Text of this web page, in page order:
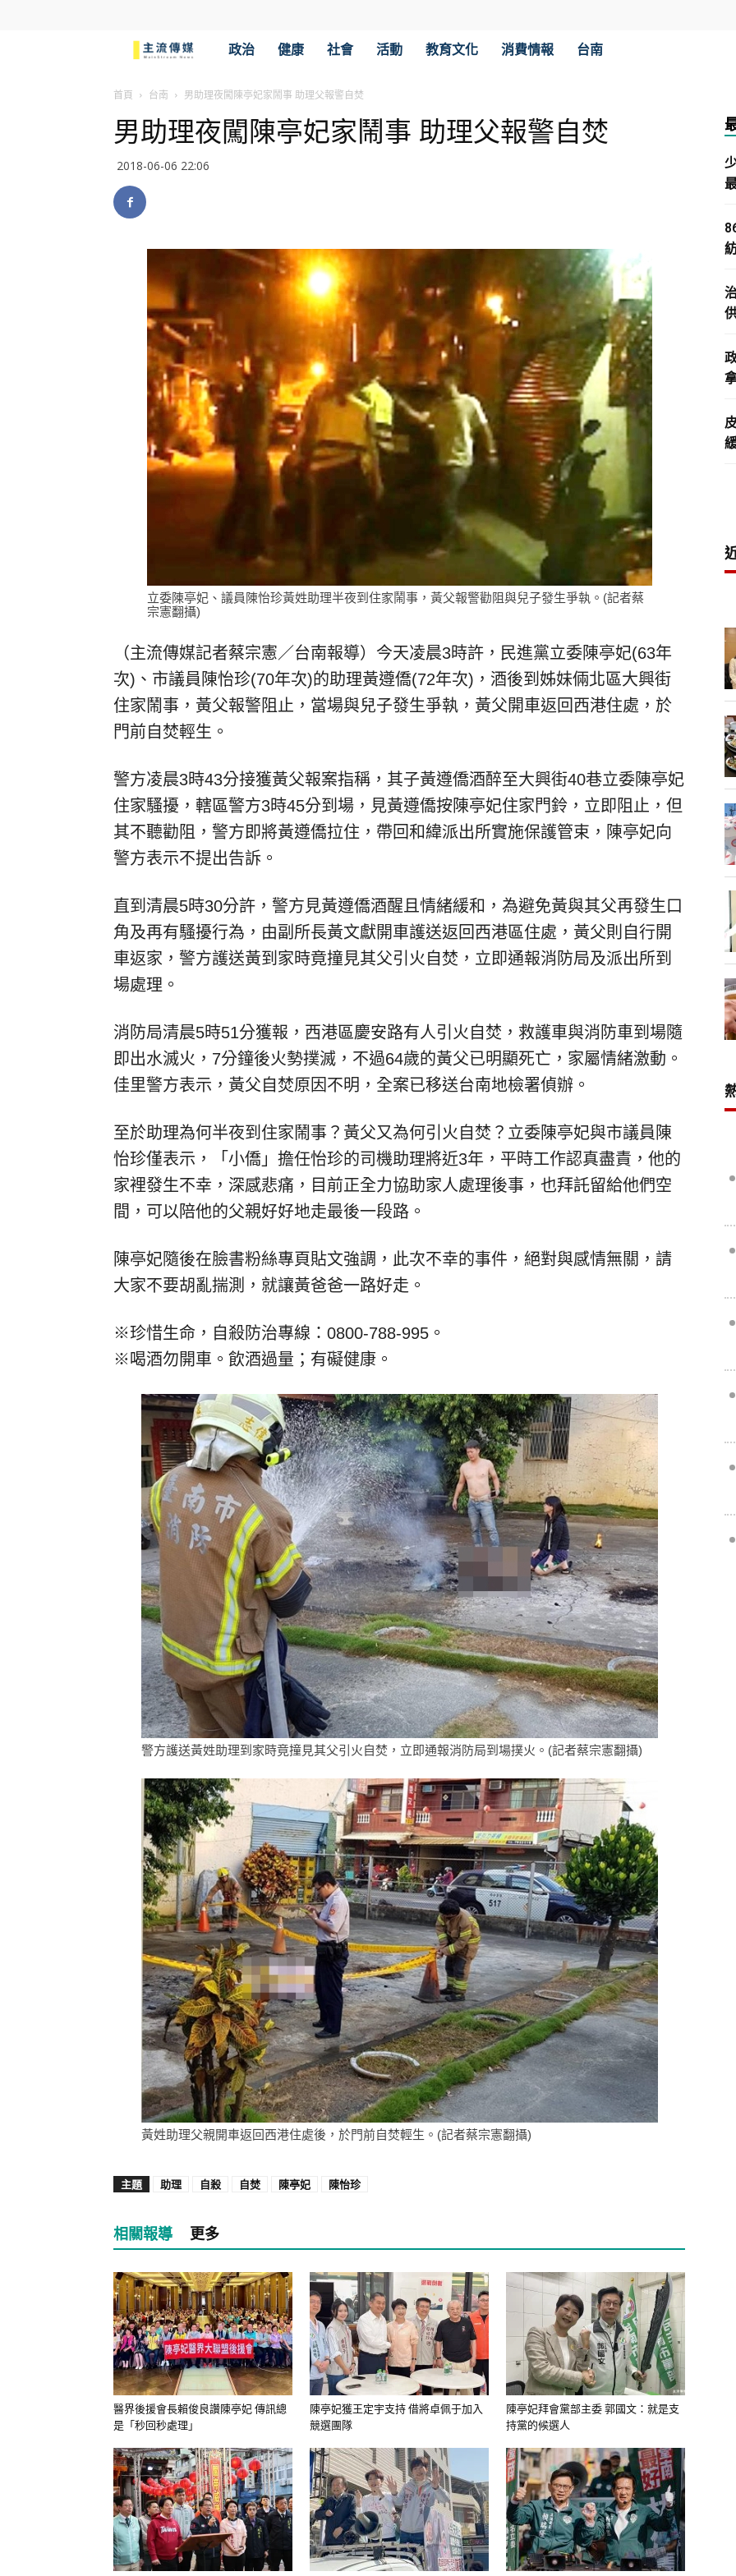
流
傳
政治 健康 社會 活動 教育文化 消費情報 台南
首頁 台南 男助理夜闖陳亭妃家鬧事 助理父報警自焚
男助理夜闖陳亭妃家鬧事 助理父報警自焚
2018-06-06 22:06
立委陳亭妃、議員陳怡珍黃姓助理半夜到住家鬧事，黃父報警勸阻與兒子發生爭執。(記者蔡
宗憲翻攝)
（主流傳媒記者蔡宗憲／台南報導）今天凌晨3時許，民進黨立委陳亭妃(63年
次)、市議員陳怡珍(70年次)的助理黃遵僑(72年次)，酒後到姊妹倆北區大興街
住家鬧事，黃父報警阻止，當場與兒子發生爭執，黃父開車返回西港住處，於
門前自焚輕生。
警方凌晨3時43分接獲黃父報案指稱，其子黃遵僑酒醉至大興街40巷立委陳亭妃
住家騷擾，轄區警方3時45分到場，見黃遵僑按陳亭妃住家門鈴，立即阻止，但
其不聽勸阻，警方即將黃遵僑拉住，帶回和緯派出所實施保護管束，陳亭妃向
警方表示不提出告訴。
直到清晨5時30分許，警方見黃遵僑酒醒且情緒緩和，為避免黃與其父再發生口
角及再有騷擾行為，由副所長黃文獻開車護送返回西港區住處，黃父則自行開
車返家，警方護送黃到家時竟撞見其父引火自焚，立即通報消防局及派出所到
場處理。
消防局清晨5時51分獲報，西港區慶安路有人引火自焚，救護車與消防車到場隨
即出水滅火，7分鐘後火勢撲滅，不過64歲的黃父已明顯死亡，家屬情緒激動。
佳里警方表示，黃父自焚原因不明，全案已移送台南地檢署偵辦。
至於助理為何半夜到住家鬧事？黃父又為何引火自焚？立委陳亭妃與市議員陳
怡珍僅表示，「小僑」擔任怡珍的司機助理將近3年，平時工作認真盡責，他的
家裡發生不幸，深感悲痛，目前正全力協助家人處理後事，也拜託留給他們空
間，可以陪他的父親好好地走最後一段路。
陳亭妃隨後在臉書粉絲專頁貼文強調，此次不幸的事件，絕對與感情無關，請
大家不要胡亂揣測，就讓黃爸爸一路好走。
※珍惜生命，自殺防治專線：0800-788-995。
※喝酒勿開車。飲酒過量；有礙健康。
警方護送黃姓助理到家時竟撞見其父引火自焚，立即通報消防局到場撲火。(記者蔡宗憲翻攝)
黃姓助理父親開車返回西港住處後，於門前自焚輕生。(記者蔡宗憲翻攝)
主題 助理 自殺 自焚 陳亭妃 陳怡珍
相關報導 更多
醫界後援會長賴俊良讚陳亭妃 傳訊總
是「秒回秒處理」
陳亭妃獲王定宇支持 借將卓佩于加入
競選團隊
陳亭妃拜會黨部主委 郭國文：就是支
持黨的候選人